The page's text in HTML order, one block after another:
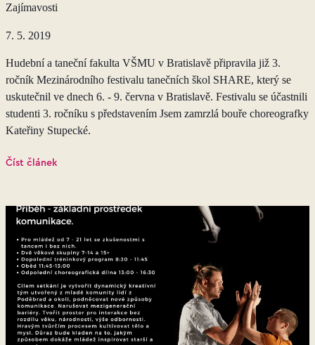
Zajímavosti
7. 5. 2019
Hudební a taneční fakulta VŠMU v Bratislavě připravila již 3.
ročník Mezinárodního festivalu tanečních škol SHARE, který se
uskutečnil ve dnech 6. - 9. června v Bratislavě. Festivalu se účastnili
studenti 3. ročníku s představením Jsem zamrzlá bouře choreografky
Kateřiny Stupecké.
Číst článek